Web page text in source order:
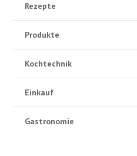
Rezepte
Produkte
Kochtechnik
Einkauf
Gastronomie